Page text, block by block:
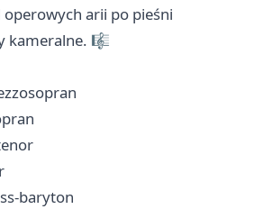
arii po pieśni
kameralne. 🎼
baryton